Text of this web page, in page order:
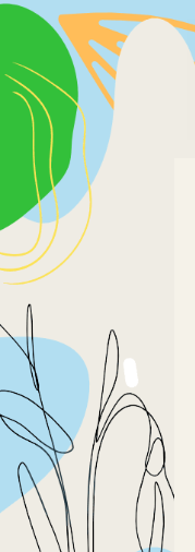
Aller
contenu